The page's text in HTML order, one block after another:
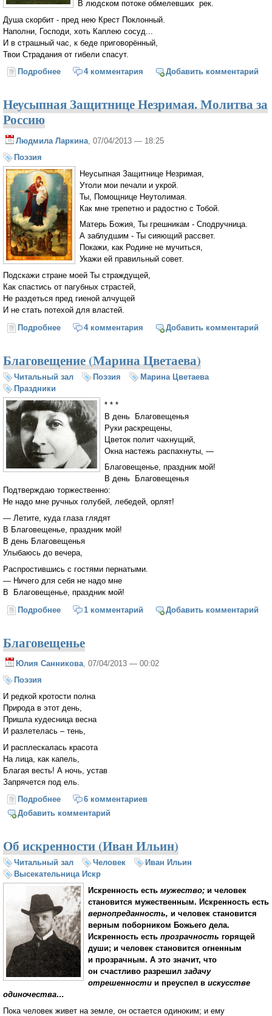
В людском потоке обмелевших рек.
Душа скорбит - пред нею Крест Поклонный.
Наполни, Господи, хоть Каплею сосуд...
И в страшный час, к беде приговорённый,
Твои Страдания от гибели спасут.
Подробнее о Душа скорбит - пред нею Крест Поклонный
4 комментария Добавить комментарий
Неусыпная Защитнице Незримая. Молитва за
Россию
Людмила Ларкина, 07/04/2013 — 18:25
Поэзия
Неусыпная Защитнице Незримая,
Утоли мои печали и укрой.
Ты, Помощнице Неутолимая.
Как мне трепетно и радостно с Тобой.
Матерь Божия, Ты грешникам - Сподручница.
А заблудшим - Ты сияющий рассвет.
Покажи, как Родине не мучиться,
Укажи ей правильный совет.
Подскажи стране моей Ты страждущей,
Как спастись от пагубных страстей,
Не раздеться пред гиеной алчущей
И не стать потехой для властей.
Подробнее о Неусыпная Защитнице Незримая. Молитва за
4 комментария Добавить комментарий
Благовещение (Марина Цветаева)
Читальный зал Поэзия
Марина Цветаева
Праздники
* * *
В день Благовещенья
Руки раскрещены,
Цветок полит чахнущий,
Окна настежь распахнуты, —
Благовещенье, праздник мой!
В день Благовещенья
Подтверждаю торжественно:
Не надо мне ручных голубей, лебедей, орлят!
— Летите, куда глаза глядят
В Благовещенье, праздник мой!
В день Благовещенья
Улыбаюсь до вечера,
Распростившись с гостями пернатыми.
— Ничего для себя не надо мне
В Благовещенье, праздник мой!
Подробнее о Благовещение (Марина Цветаева)
1 комментарий Добавить комментарий
Благовещенье
Юлия Санникова, 07/04/2013 — 00:02
Поэзия
И редкой кротости полна
Природа в этот день,
Пришла кудесница весна
И разлетелась – тень,
И расплескалась красота
На лица, как капель,
Благая весть! А ночь, устав
Запрячется под ель.
Подробнее о Благовещенье
6 комментариев
Добавить комментарий
Об искренности (Иван Ильин)
Читальный зал Человек
Иван Ильин
Высекательница Искр
Искренность есть мужество; и человек
становится мужественным. Искренность есть
вернопреданность, и человек становится
верным поборником Божьего дела.
Искренность есть прозрачность горящей
души; и человек становится огненным
и прозрачным. А это значит, что
он счастливо разрешил задачу
отрешенности и преуспел в искусстве
одиночества…
Пока человек живет на земле, он остается одиноким; и ему